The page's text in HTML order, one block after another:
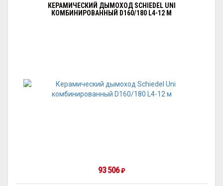
КЕРАМИЧЕСКИЙ ДЫМОХОД SCHIEDEL UNI
КОМБИНИРОВАННЫЙ D160/180 L4-12 М
93 506₽